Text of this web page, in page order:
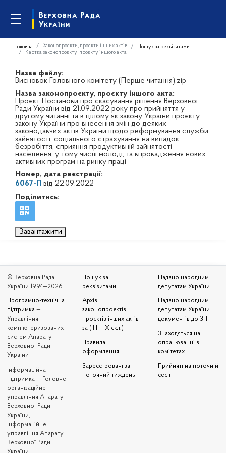
Головна Законопроєкти, проєкти інших актів
Пошук за реквізитами
Картка законопроєкту, проєкту іншого акта
Назва файлу:
Висновок Головного комітету (Перше читання).zip
Назва законопроєкту, проєкту іншого акта:
Проєкт Постанови про скасування рішення Верховної
Ради України від 21.09.2022 року про прийняття у
другому читанні та в цілому як закону України проєкту
закону України про внесення змін до деяких
законодавчих актів України щодо реформування служби
зайнятості, соціального страхування на випадок
безробіття, сприяння продуктивній зайнятості
населення, у тому числі молоді, та впровадження нових
активних програм на ринку праці
Номер, дата реєстрації:
6067-П від 22.09.2022
Поділитись:
Завантажити
© Верховна Рада
України 1994—2026
Програмно-технічна
підтримка —
Управління
комп'ютеризованих
систем Апарату
Верховної Ради
України
Iнформаційна
підтримка — Головне
організаційне
управління Апарату
Верховної Ради
України,
Інформаційне
управління Апарату
Верховної Ради
України
Пошук за
реквізитами
Архів
законопроєктів,
проєктів інших актів
за ( III – IX скл.)
Правила
оформлення
Зареєстровані за
поточний тиждень
Надано народним
депутатам України
Надано народним
депутатам України
документів до ЗП
Знаходяться на
опрацюванні в
комітетах
Прийняті на поточній
сесії